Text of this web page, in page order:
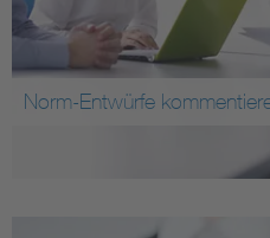
Norm-Entwürfe